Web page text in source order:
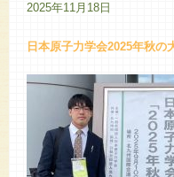
2025年11月18日
日本原子力学会2025年秋の